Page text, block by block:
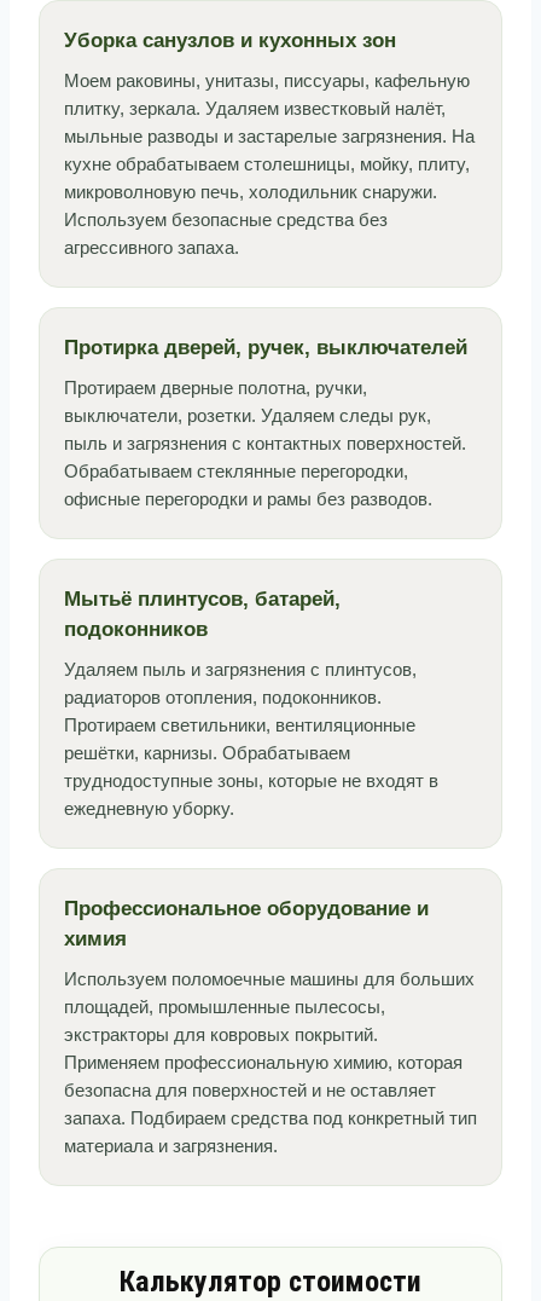
Уборка санузлов и кухонных зон
Моем раковины, унитазы, писсуары, кафельную
плитку, зеркала. Удаляем известковый налёт,
мыльные разводы и застарелые загрязнения. На
кухне обрабатываем столешницы, мойку, плиту,
микроволновую печь, холодильник снаружи.
Используем безопасные средства без
агрессивного запаха.
Протирка дверей, ручек, выключателей
Протираем дверные полотна, ручки,
выключатели, розетки. Удаляем следы рук,
пыль и загрязнения с контактных поверхностей.
Обрабатываем стеклянные перегородки,
офисные перегородки и рамы без разводов.
Мытьё плинтусов, батарей,
подоконников
Удаляем пыль и загрязнения с плинтусов,
радиаторов отопления, подоконников.
Протираем светильники, вентиляционные
решётки, карнизы. Обрабатываем
труднодоступные зоны, которые не входят в
ежедневную уборку.
Профессиональное оборудование и
химия
Используем поломоечные машины для больших
площадей, промышленные пылесосы,
экстракторы для ковровых покрытий.
Применяем профессиональную химию, которая
безопасна для поверхностей и не оставляет
запаха. Подбираем средства под конкретный тип
материала и загрязнения.
Калькулятор стоимости